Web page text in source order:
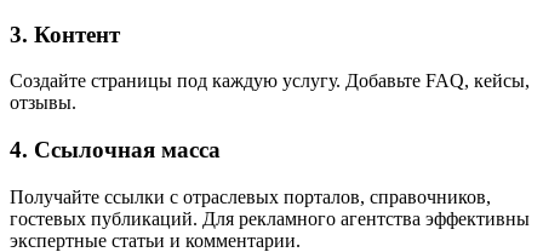
3. Контент
Создайте страницы под каждую услугу. Добавьте FAQ, кейсы,
отзывы.
4. Ссылочная масса
Получайте ссылки с отраслевых порталов, справочников,
гостевых публикаций. Для рекламного агентства эффективны
экспертные статьи и комментарии.